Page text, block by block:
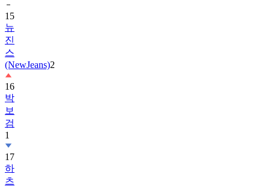
15
뉴
진
스
(NewJeans)2
16
박
보
검
1
17
하
츠